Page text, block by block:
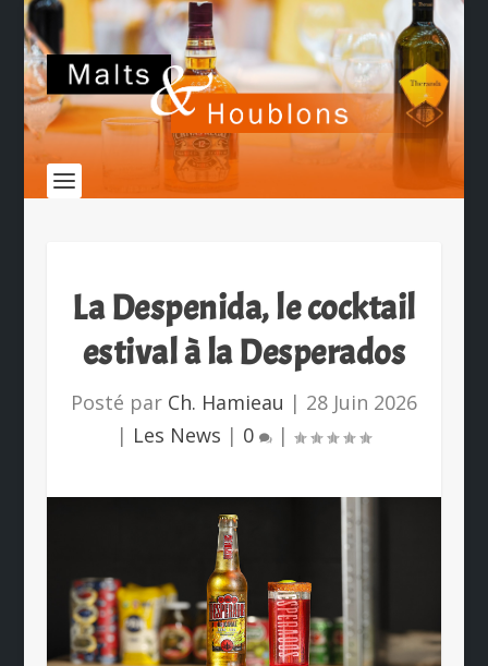
La Despenida, le cocktail
estival à la Desperados
Posté par Ch. Hamieau | 28 Juin 2026
| Les News | 0 |